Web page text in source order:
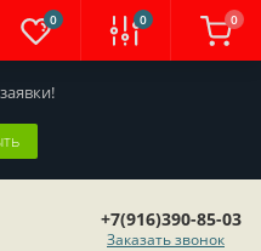
0 0 0
+7(916)390-85-03
Заказать звонок